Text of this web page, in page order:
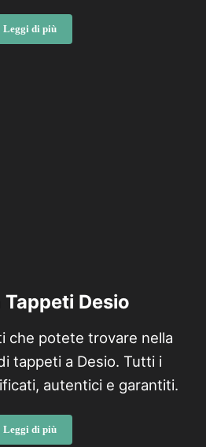
Leggi di piùRiparazioni Tappeti Desio
Desio
che potete trovare nella
tappeti a Desio. Tutti i
autentici e garantiti.
Leggi di piùVendita Tappeti Desio